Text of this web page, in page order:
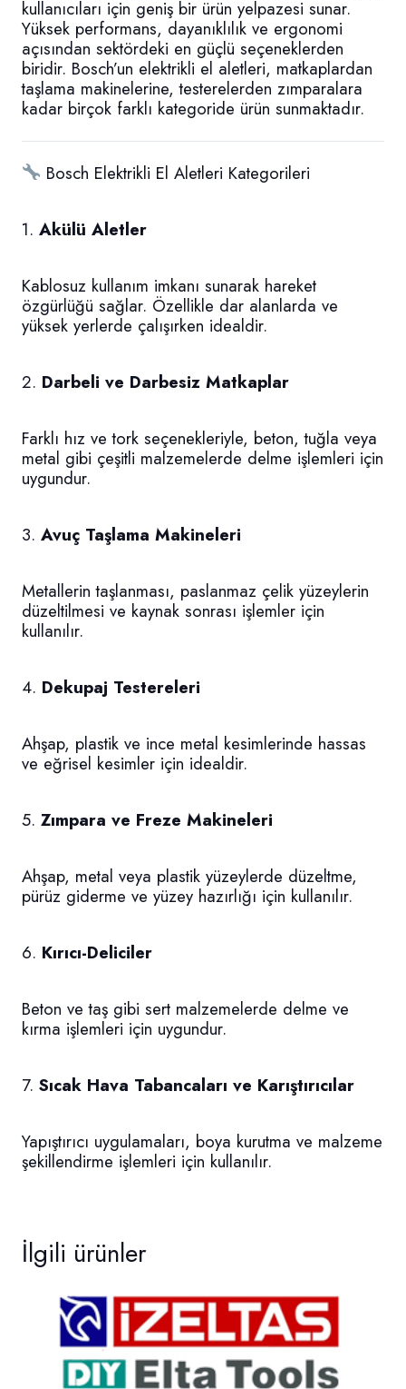
kullanıcıları için geniş bir ürün yelpazesi sunar.
Yüksek performans, dayanıklılık ve ergonomi
açısından sektördeki en güçlü seçeneklerden
biridir. Bosch’un elektrikli el aletleri, matkaplardan
taşlama makinelerine, testerelerden zımparalara
kadar birçok farklı kategoride ürün sunmaktadır.
Bosch Elektrikli El Aletleri Kategorileri
1. Akülü Aletler
Kablosuz kullanım imkanı sunarak hareket
özgürlüğü sağlar. Özellikle dar alanlarda ve
yüksek yerlerde çalışırken idealdir.
2. Darbeli ve Darbesiz Matkaplar
Farklı hız ve tork seçenekleriyle, beton, tuğla veya
metal gibi çeşitli malzemelerde delme işlemleri için
uygundur.
3. Avuç Taşlama Makineleri
Metallerin taşlanması, paslanmaz çelik yüzeylerin
düzeltilmesi ve kaynak sonrası işlemler için
kullanılır.
4. Dekupaj Testereleri
Ahşap, plastik ve ince metal kesimlerinde hassas
ve eğrisel kesimler için idealdir.
5. Zımpara ve Freze Makineleri
Ahşap, metal veya plastik yüzeylerde düzeltme,
pürüz giderme ve yüzey hazırlığı için kullanılır.
6. Kırıcı-Deliciler
Beton ve taş gibi sert malzemelerde delme ve
kırma işlemleri için uygundur.
7. Sıcak Hava Tabancaları ve Karıştırıcılar
Yapıştırıcı uygulamaları, boya kurutma ve malzeme
şekillendirme işlemleri için kullanılır.
İlgili ürünler